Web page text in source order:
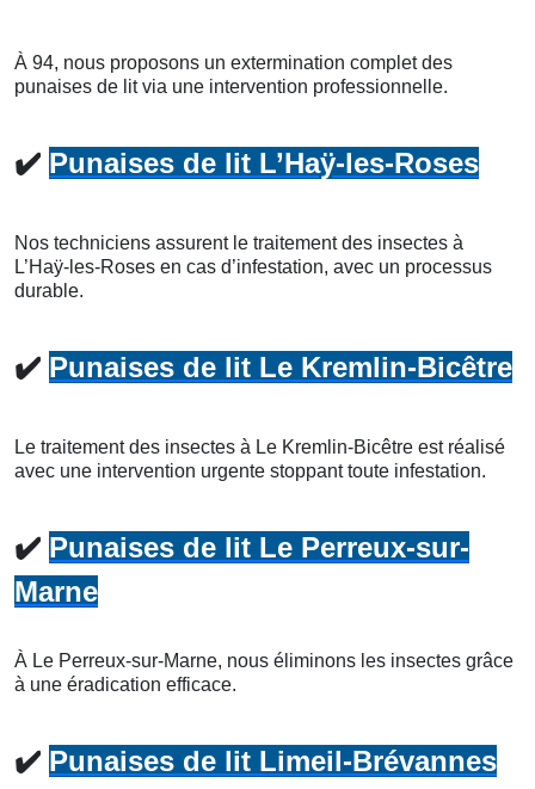
À 94, nous proposons un extermination complet des
punaises de lit via une intervention professionnelle.
✔️ Punaises de lit L’Haÿ-les-Roses
Nos techniciens assurent le traitement des insectes à
L’Haÿ-les-Roses en cas d’infestation, avec un processus
durable.
✔️ Punaises de lit Le Kremlin-Bicêtre
Le traitement des insectes à Le Kremlin-Bicêtre est réalisé
avec une intervention urgente stoppant toute infestation.
✔️ Punaises de lit Le Perreux-sur-
Marne
À Le Perreux-sur-Marne, nous éliminons les insectes grâce
à une éradication efficace.
✔️ Punaises de lit Limeil-Brévannes